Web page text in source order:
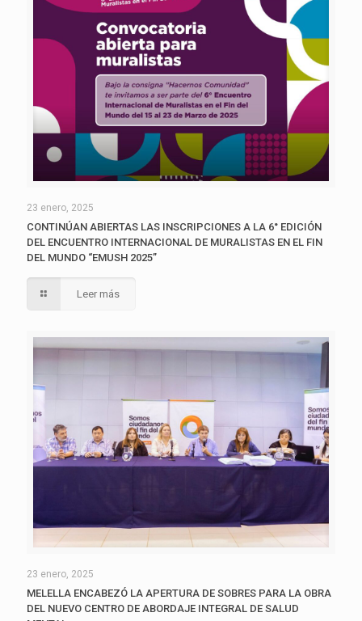
23 enero, 2025
CONTINÚAN ABIERTAS LAS INSCRIPCIONES A LA 6° EDICIÓN
DEL ENCUENTRO INTERNACIONAL DE MURALISTAS EN EL FIN
DEL MUNDO “EMUSH 2025”
Leer más
23 enero, 2025
MELELLA ENCABEZÓ LA APERTURA DE SOBRES PARA LA OBRA
DEL NUEVO CENTRO DE ABORDAJE INTEGRAL DE SALUD